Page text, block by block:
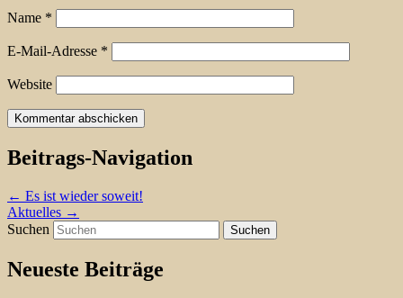
Name *
E-Mail-Adresse *
Website
Beitrags-Navigation
← Es ist wieder soweit!
Aktuelles →
Suchen
Neueste Beiträge